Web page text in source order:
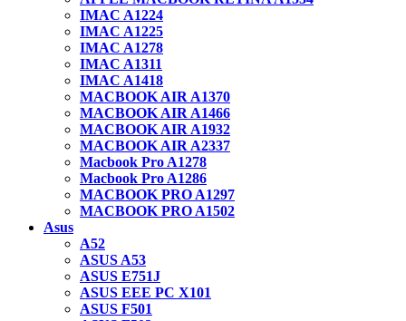
IMAC A1224
IMAC A1225
IMAC A1278
IMAC A1311
IMAC A1418
MACBOOK AIR A1370
MACBOOK AIR A1466
MACBOOK AIR A1932
MACBOOK AIR A2337
Macbook Pro A1278
Macbook Pro A1286
MACBOOK PRO A1297
MACBOOK PRO A1502
Asus
A52
ASUS A53
ASUS E751J
ASUS EEE PC X101
ASUS F501